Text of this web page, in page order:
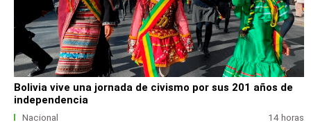
Bolivia vive una jornada de civismo por sus 201 años de
independencia
Nacional 14 horas